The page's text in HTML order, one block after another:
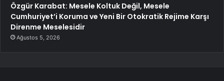
Özgür Karabat: Mesele Koltuk Değil, Mesele
Cumhuriyet’i Koruma ve Yeni Bir Otokratik Rejime Karşı
Direnme Meselesidir
Ağustos 5, 2026